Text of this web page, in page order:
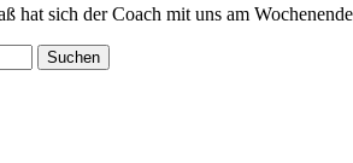
hat sich der Coach mit uns am